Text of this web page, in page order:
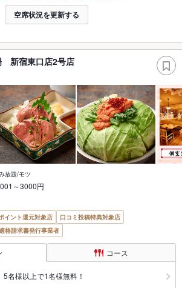
空席状況を更新する
新宿東口店2号店
放題/モツ
～3000円
イント還元対象店
口コミ投稿特典対象店
格請求書発行事業者
コース
5名様以上で1名様無料！